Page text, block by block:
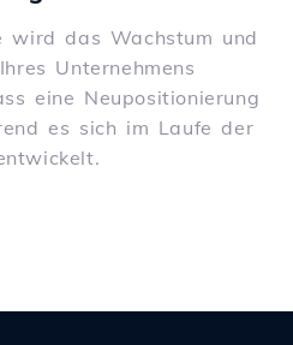
wird das Wachstum und
Unternehmens
eine Neupositionierung
es sich im Laufe der